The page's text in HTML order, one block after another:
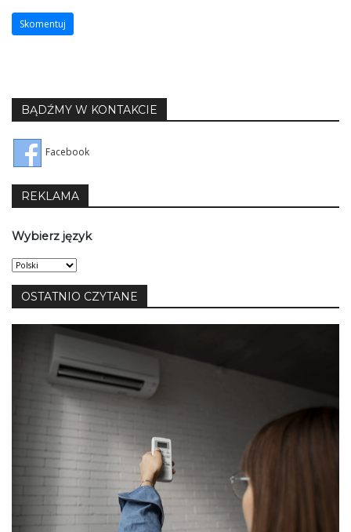
BĄDŹMY W KONTAKCIE
Facebook
REKLAMA
Wybierz język
Wybierz
język
OSTATNIO CZYTANE